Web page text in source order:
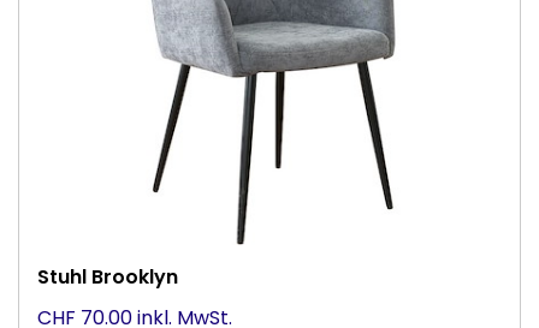
Stuhl Brooklyn
CHF 70.00 inkl. MwSt.